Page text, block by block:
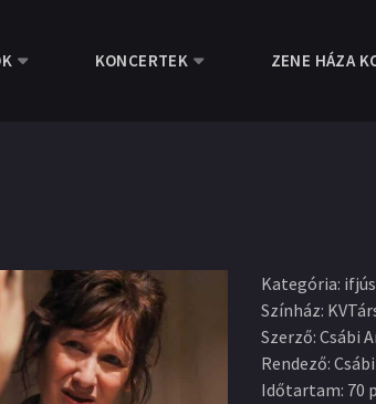
KONCERTEK ZENE HÁZA
Kategória:
Színház:
Szerző: Csábi
Rendező:
Időtartam: 70